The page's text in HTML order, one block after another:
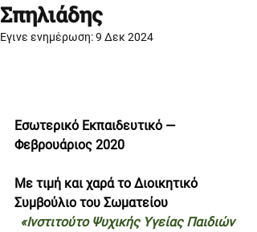
Σπηλιάδης
Έγινε ενημέρωση:9 Δεκ 2024
Εσωτερικό Εκπαιδευτικό —
Φεβρουάριος 2020
Με τιμή και χαρά το Διοικητικό
Συμβούλιο του Σωματείου
«Ινστιτούτο Ψυχικής Υγείας Παιδιών